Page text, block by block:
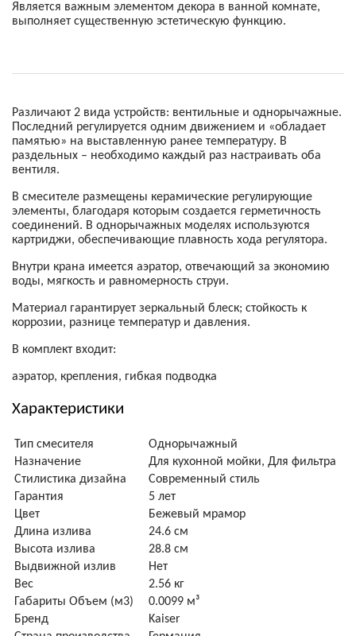
Является важным элементом декора в ванной комнате,
выполняет существенную эстетическую функцию.
Различают 2 вида устройств: вентильные и однорычажные.
Последний регулируется одним движением и «обладает
памятью» на выставленную ранее температуру. В
раздельных – необходимо каждый раз настраивать оба
вентиля.
В смесителе размещены керамические регулирующие
элементы, благодаря которым создается герметичность
соединений. В однорычажных моделях используются
картриджи, обеспечивающие плавность хода регулятора.
Внутри крана имеется аэратор, отвечающий за экономию
воды, мягкость и равномерность струи.
Материал гарантирует зеркальный блеск; стойкость к
коррозии, разнице температур и давления.
В комплект входит:
аэратор, крепления, гибкая подводка
Характеристики
Тип смесителя
Однорычажный
Назначение
Для кухонной мойки, Для фильтра
Стилистика дизайна
Современный стиль
Гарантия
5 лет
Цвет
Бежевый мрамор
Длина излива
24.6 см
Высота излива
28.8 см
Выдвижной излив
Нет
Вес
2.56 кг
Габариты Объем (м3)
0.0099 м³
Бренд
Kaiser